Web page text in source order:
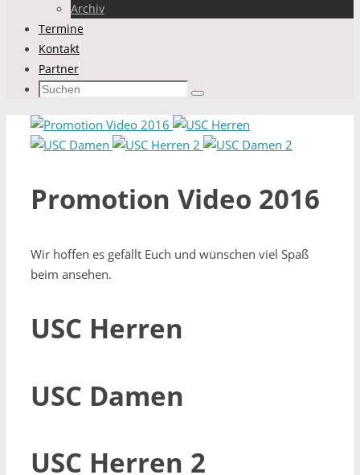
Archiv
Termine
Kontakt
Partner
Suchen
Suchen
Promotion Video 2016
Wir hoffen es gefällt Euch und wünschen viel Spaß
beim ansehen.
USC Herren
USC Damen
USC Herren 2